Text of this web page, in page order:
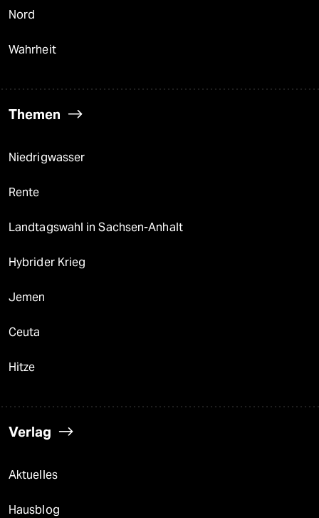
Nord
Wahrheit
Themen
Niedrigwasser
Rente
Landtagswahl in Sachsen-Anhalt
Hybrider Krieg
Jemen
Ceuta
Hitze
Verlag
Aktuelles
Hausblog